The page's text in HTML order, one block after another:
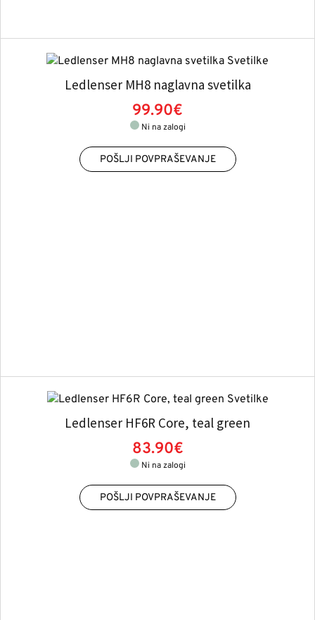
Ledlenser MH8 naglavna svetilka
99.90€
Ni na zalogi
POŠLJI POVPRAŠEVANJE
Ledlenser HF6R Core, teal green
83.90€
Ni na zalogi
POŠLJI POVPRAŠEVANJE